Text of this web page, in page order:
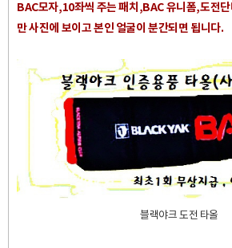
BAC모자,10좌씩 주는 패치,BAC 유니폼,도전단
만 사진에 보이고 본인 얼굴이 분간되면 됩니다.
블랙야크 도전 타올